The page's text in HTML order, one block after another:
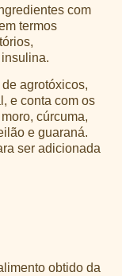
com
termos
agrotóxicos,
e conta com os
cúrcuma,
e guaraná.
ser adicionada
obtido da